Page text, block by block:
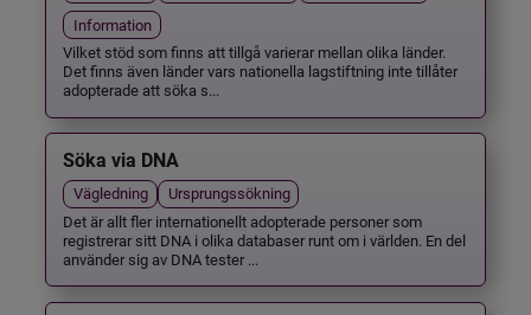
Information
Vilket stöd som finns att tillgå varierar mellan olika länder.
Det finns även länder vars nationella lagstiftning inte tillåter
adopterade att söka s...
Söka via DNA
Vägledning
Ursprungssökning
Det är allt fler internationellt adopterade personer som
registrerar sitt DNA i olika databaser runt om i världen. En del
använder sig av DNA tester ...